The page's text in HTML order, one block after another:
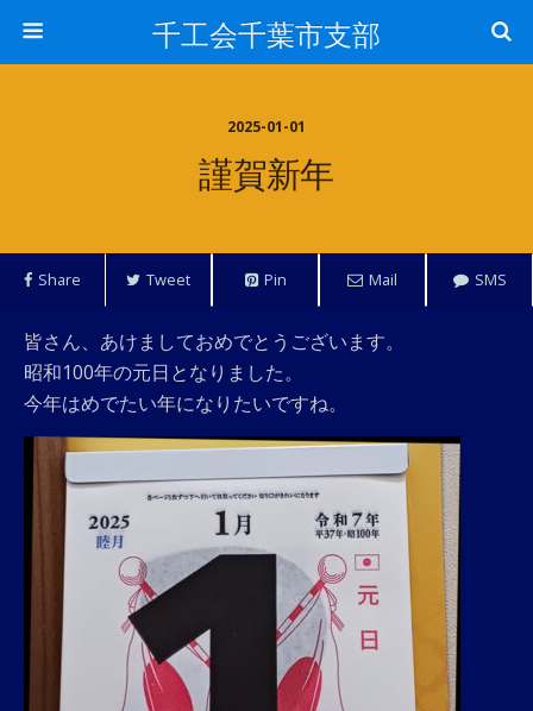
千工会千葉市支部
2025-01-01
謹賀新年
Share Tweet Pin Mail SMS
皆さん、あけましておめでとうございます。
昭和100年の元日となりました。
今年はめでたい年になりたいですね。